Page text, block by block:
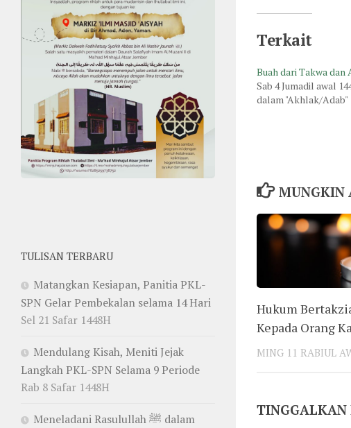
Terkait
Buah dari Takwa dan
Sab 4 Jumadil awal
dalam "Akhlak/Adab"
MUNGKIN
Hukum
Kepada Orang
MING 11 RABIUL
TINGGALKAN
TULISAN TERBARU
Matangkan Kesiapan, Panitia PKL-
SPN Gelar Pembekalan selama 14 Hari
Sel 21 Safar 1448H
Mendulang Kisah, Meniti Jejak
Langkah PKL-SPN Selama 9 Periode
Rab 8 Safar 1448H
Meneladani Rasulullah ﷺ dalam